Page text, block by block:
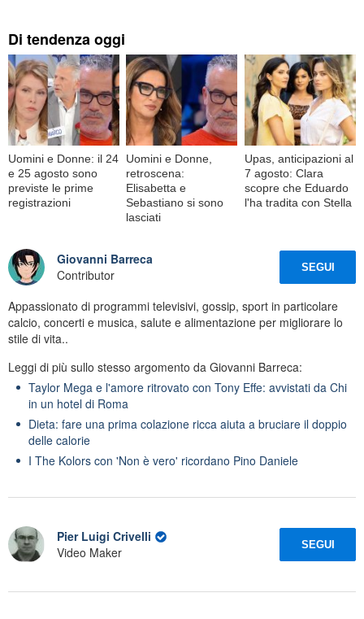
Di tendenza oggi
Uomini e Donne: il 24
e 25 agosto sono
previste le prime
registrazioni
Uomini e Donne,
retroscena:
Elisabetta e
Sebastiano si sono
lasciati
Upas, anticipazioni al
7 agosto: Clara
scopre che Eduardo
l'ha tradita con Stella
Giovanni Barreca
Contributor
SEGUI
Appassionato di programmi televisivi, gossip, sport in particolare
calcio, concerti e musica, salute e alimentazione per migliorare lo
stile di vita..
Leggi di più sullo stesso argomento da Giovanni Barreca:
Taylor Mega e l'amore ritrovato con Tony Effe: avvistati da Chi
in un hotel di Roma
Dieta: fare una prima colazione ricca aiuta a bruciare il doppio
delle calorie
I The Kolors con 'Non è vero' ricordano Pino Daniele
Pier Luigi Crivelli
Video Maker
SEGUI